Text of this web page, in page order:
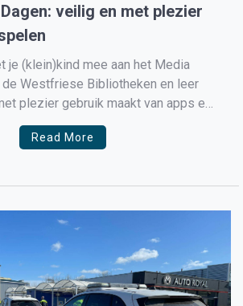
veilig en met plezier
je (klein)kind mee aan het Media
de Westfriese Bibliotheken en leer
plezier gebruik maakt van apps en
opvoeding van jongs af aan. Tijdens
van 25 maart t/m 1 april 2022
Read More